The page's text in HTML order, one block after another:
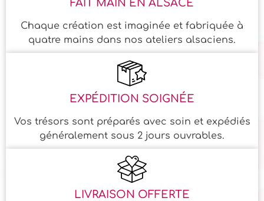
FAIT MAIN EN ALSACE
Chaque création est imaginée et fabriquée à
quatre mains dans nos ateliers alsaciens.
EXPÉDITION SOIGNÉE
Vos trésors sont préparés avec soin et expédiés
généralement sous 2 jours ouvrables.
LIVRAISON OFFERTE